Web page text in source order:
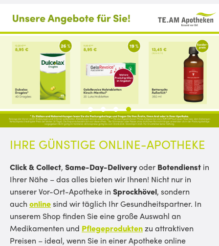
IHRE GÜNSTIGE ONLINE-APOTHEKE
Click & Collect, Same-Day-Deliveryoder Botendienst in
Ihrer Nähe – das alles bieten wir Ihnen! Nicht nur in
unserer Vor-Ort-Apotheke in Sprockhövel, sondern
auch onlinesind wir täglich Ihr Gesundheitspartner. In
unserem Shop finden Sie eine große Auswahl an
Medikamenten und Pflegeproduktenzu attraktiven
Preisen – ideal, wenn Sie in einer Apotheke online
1 2 3 4